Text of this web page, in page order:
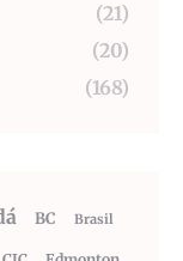
(21)
(20)
(168)
BC Brasil